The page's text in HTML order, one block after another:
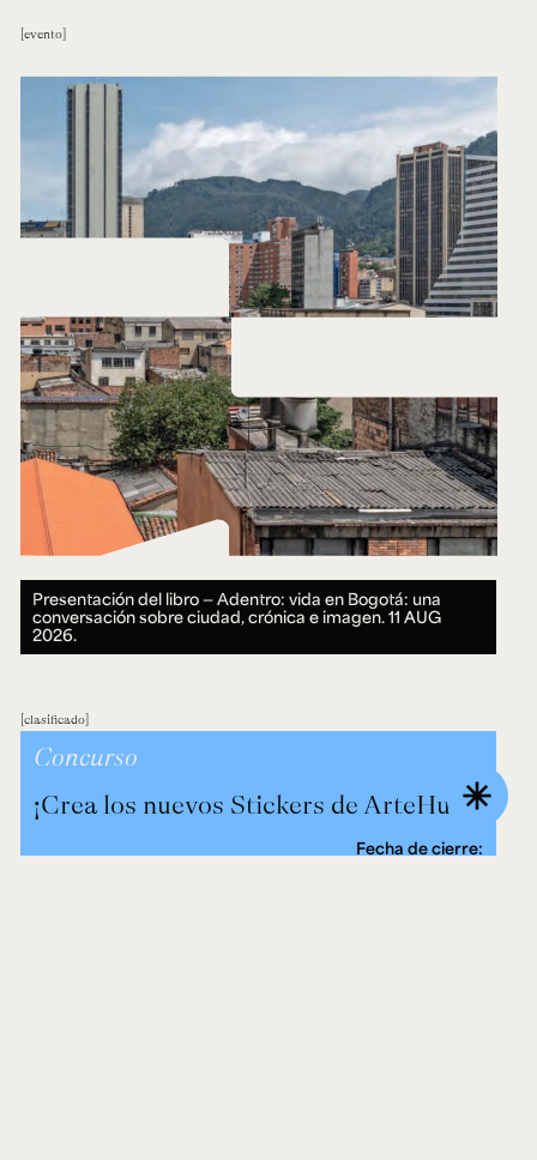
evento
Presentación del libro — Adentro: vida en Bogotá: una
conversación sobre ciudad, crónica e imagen.11 AUG
2026.
clasificado
Concurso
¡Crea los nuevos Stickers de ArteHum!
Fecha de cierre:
asterisk